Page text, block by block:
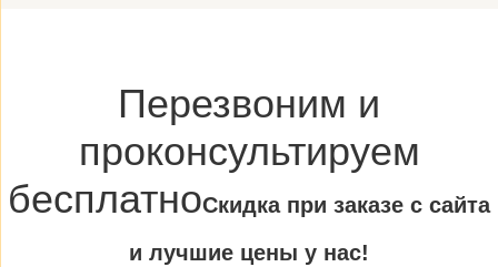
Перезвоним и
проконсультируем
бесплатноCкидка при заказе с сайта
и лучшие цены у нас!